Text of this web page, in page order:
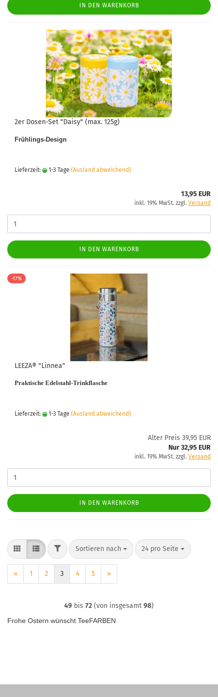
IN DEN WARENKORB
2er Dosen-Set "Daisy" (max. 125g)
Frühlings-Design
Lieferzeit: 1-3 Tage (Ausland abweichend)
13,95 EUR
inkl. 19% MwSt. zzgl. Versand
IN DEN WARENKORB
-17%
LEEZA® "Linnea"
Praktische Edelstahl-Trinkflasche
Lieferzeit: 1-3 Tage (Ausland abweichend)
Alter Preis 39,95 EUR
Nur 32,95 EUR
inkl. 19% MwSt. zzgl. Versand
IN DEN WARENKORB
FILTERSortieren nach
Sortieren nach 24 pro Seite
pro Seite
« 1 2 3 4 5 »
49 bis 72 (von insgesamt 98)
Frohe Ostern wünscht TeeFARBEN